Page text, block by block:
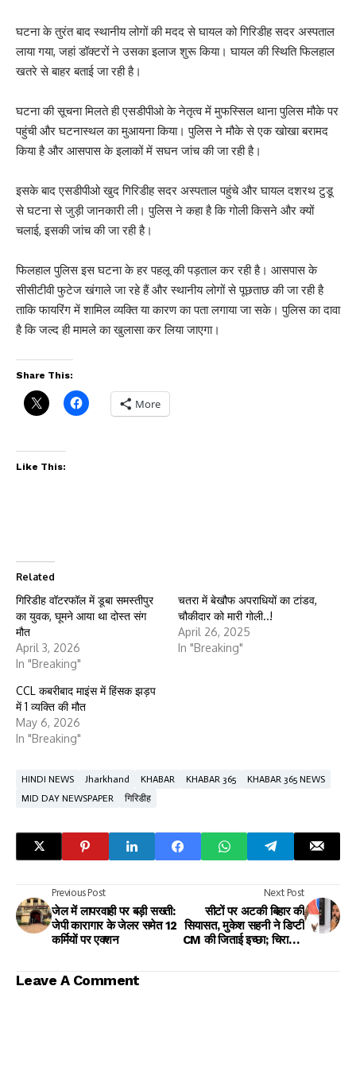
घटना के तुरंत बाद स्थानीय लोगों की मदद से घायल को गिरिडीह सदर अस्पताल
लाया गया, जहां डॉक्टरों ने उसका इलाज शुरू किया। घायल की स्थिति फिलहाल
खतरे से बाहर बताई जा रही है।
घटना की सूचना मिलते ही एसडीपीओ के नेतृत्व में मुफस्सिल थाना पुलिस मौके पर
पहुंची और घटनास्थल का मुआयना किया। पुलिस ने मौके से एक खोखा बरामद
किया है और आसपास के इलाकों में सघन जांच की जा रही है।
इसके बाद एसडीपीओ खुद गिरिडीह सदर अस्पताल पहुंचे और घायल दशरथ टुडू
से घटना से जुड़ी जानकारी ली। पुलिस ने कहा है कि गोली किसने और क्यों
चलाई, इसकी जांच की जा रही है।
फिलहाल पुलिस इस घटना के हर पहलू की पड़ताल कर रही है। आसपास के
सीसीटीवी फुटेज खंगाले जा रहे हैं और स्थानीय लोगों से पूछताछ की जा रही है
ताकि फायरिंग में शामिल व्यक्ति या कारण का पता लगाया जा सके। पुलिस का दावा
है कि जल्द ही मामले का खुलासा कर लिया जाएगा।
Share This:
More
Like This:
Related
गिरिडीह वॉटरफॉल में डूबा समस्तीपुर
का युवक, घूमने आया था दोस्त संग
मौत
April 3, 2026
In "Breaking"
चतरा में बेखौफ अपराधियों का टांडव,
चौकीदार को मारी गोली..!
April 26, 2025
In "Breaking"
CCL कबरीबाद माइंस में हिंसक झड़प
में 1 व्यक्ति की मौत
May 6, 2026
In "Breaking"
HINDI NEWS Jharkhand KHABAR KHABAR 365
KHABAR 365 NEWS
MID DAY NEWSPAPER
गिरिडीह
Previous Post
जेल में लापरवाही पर बड़ी सख्ती:
जेपी कारागार के जेलर समेत 12
कर्मियों पर एक्शन
Next Post
सीटों पर अटकी बिहार की
सियासत, मुकेश सहनी ने डिप्टी
CM की जिताई इच्छा; चिराग ने
Leave A Comment